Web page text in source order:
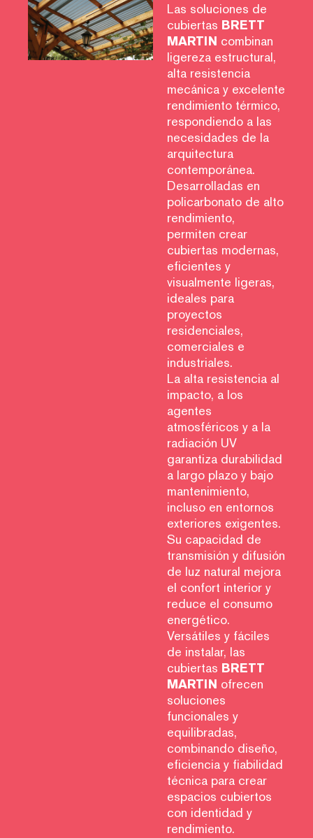
Las soluciones de
cubiertas BRETT
MARTIN combinan
ligereza estructural,
alta resistencia
mecánica y excelente
rendimiento térmico,
respondiendo a las
necesidades de la
arquitectura
contemporánea.
Desarrolladas en
policarbonato de alto
rendimiento,
permiten crear
cubiertas modernas,
eficientes y
visualmente ligeras,
ideales para
proyectos
residenciales,
comerciales e
industriales.
La alta resistencia al
impacto, a los
agentes
atmosféricos y a la
radiación UV
garantiza durabilidad
a largo plazo y bajo
mantenimiento,
incluso en entornos
exteriores exigentes.
Su capacidad de
transmisión y difusión
de luz natural mejora
el confort interior y
reduce el consumo
energético.
Versátiles y fáciles
de instalar, las
cubiertas BRETT
MARTIN ofrecen
soluciones
funcionales y
equilibradas,
combinando diseño,
eficiencia y fiabilidad
técnica para crear
espacios cubiertos
con identidad y
rendimiento.